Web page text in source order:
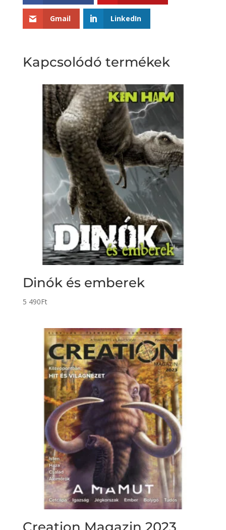
Gmail LinkedIn
Kapcsolódó termékek
Dinók és emberek
5 490Ft